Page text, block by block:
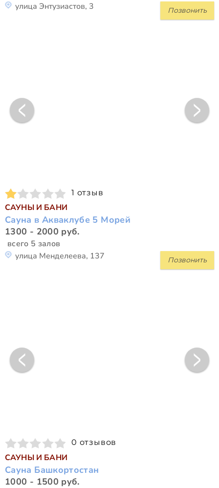
Позвонить
улица Энтузиастов, 3
1 отзыв
САУНЫ И БАНИ
Сауна в Акваклубе 5 Морей
1300 - 2000 руб.
всего 5 залов
Позвонить
улица Менделеева, 137
0 отзывов
САУНЫ И БАНИ
Сауна Башкортостан
1000 - 1500 руб.